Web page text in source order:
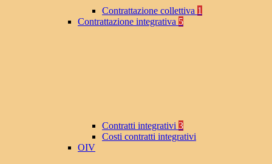
Contrattazione collettiva 1
Contrattazione integrativa 5
Contratti integrativi 3
Costi contratti integrativi
OIV